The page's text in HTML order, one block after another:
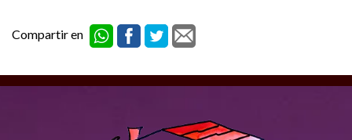
Compartir en